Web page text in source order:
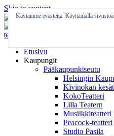
Skip to content
Etusivu
Kaupungit
Pääkaupunkiseutu
Helsingin
Kivinokan
KokoTeatteri
Lilla Teatern
Musiikkiteatteri
Peacock-teatteri
Studio Pasila
Käytämme evästeitä. Käyttämällä